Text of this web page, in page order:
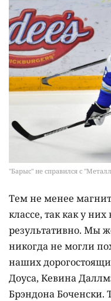
"Барыс" не справился с
Тем не менее
классе, так как у
результативно. Мы
никогда не могли
наших
Доуса, Кевина
Брэндона Боченски.